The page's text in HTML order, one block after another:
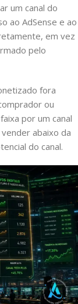
um canal do
ao AdSense e ao
em vez
pelo
fora
ou
por um canal
abaixo da
do canal.